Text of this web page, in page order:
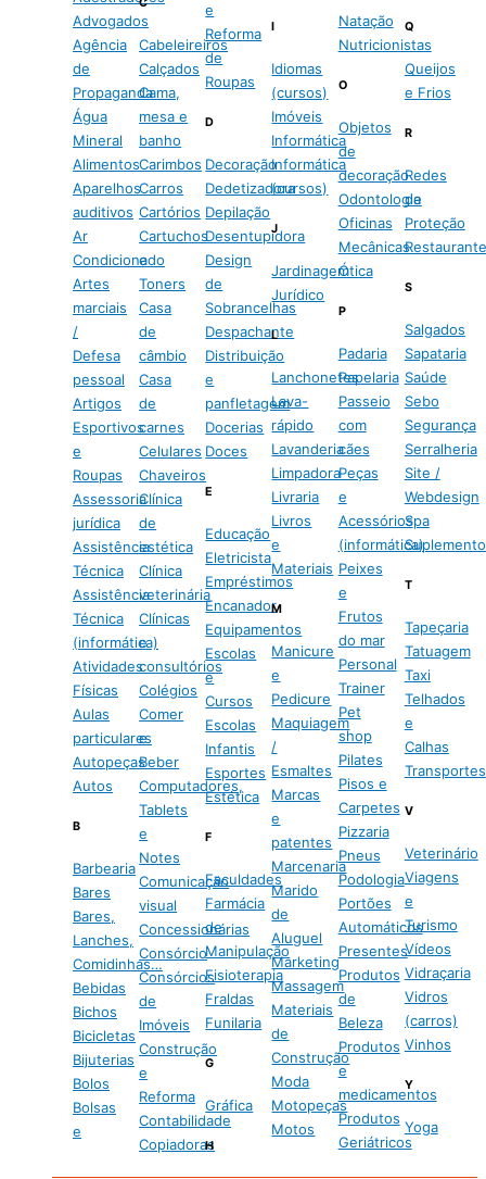
Advogados
Agência
de
Propaganda
Água
Mineral
Alimentos
Aparelhos
auditivos
Ar
Condicionado
Artes
marciais
/
Defesa
pessoal
Artigos
Esportivos
e
Roupas
Assessoria
jurídica
Assistência
Técnica
Assistência
Técnica
(informática)
Atividades
Físicas
Aulas
particulares
Autopeças
Autos
B
Barbearia
Bares
Bares,
Lanches,
Comidinhas…
Bebidas
Bichos
Bicicletas
Bijuterias
Bolos
Bolsas
e
Cabeleireiros
Calçados
Cama,
mesa e
banho
Carimbos
Carros
Cartórios
Cartuchos
e
Toners
Casa
de
câmbio
Casa
de
carnes
Celulares
Chaveiros
Clínica
de
estética
Clínica
veterinária
Clínicas
e
consultórios
Colégios
Comer
e
Beber
Computadores,
Tablets
e
Notes
Comunicação
visual
Concessionárias
Consórcio
Consórcios
de
Imóveis
Construção
e
Reforma
Contabilidade
Copiadoras
e
Reforma
de
Roupas
D
Decoração
Dedetizadora
Depilação
Desentupidora
Design
de
Sobrancelhas
Despachante
Distribuição
e
panfletagem
Docerias
Doces
E
Educação
Eletricista
Empréstimos
Encanador
Equipamentos
Escolas
e
Cursos
Escolas
Infantis
Esportes
Estética
F
Faculdades
Farmácia
de
Manipulação
Fisioterapia
Fraldas
Funilaria
G
Gráfica
H
I
Idiomas
(cursos)
Imóveis
Informática
Informática
(cursos)
J
Jardinagem
Jurídico
L
Lanchonetes
Lava-
rápido
Lavanderia
Limpadora
Livraria
Livros
e
Materiais
M
Manicure
e
Pedicure
Maquiagem
/
Esmaltes
Marcas
e
patentes
Marcenaria
Marido
de
Aluguel
Marketing
Massagem
Materiais
de
Construção
Moda
Motopeças
Motos
Natação
Nutricionistas
O
Objetos
de
decoração
Odontologia
Oficinas
Mecânicas
Ótica
P
Padaria
Papelaria
Passeio
com
cães
Peças
e
Acessórios
(informática)
Peixes
e
Frutos
do mar
Personal
Trainer
Pet
shop
Pilates
Pisos e
Carpetes
Pizzaria
Pneus
Podologia
Portões
Automáticos
Presentes
Produtos
de
Beleza
Produtos
e
medicamentos
Produtos
Geriátricos
Q
Queijos
e Frios
R
Redes
de
Proteção
S
Salgados
Sapataria
Saúde
Sebo
Segurança
Serralheria
Site /
Webdesign
Spa
T
Tapeçaria
Tatuagem
Taxi
Telhados
e
Calhas
Transportes
V
Veterinário
Viagens
e
Turismo
Vídeos
Vidraçaria
Vidros
(carros)
Vinhos
Y
Yoga